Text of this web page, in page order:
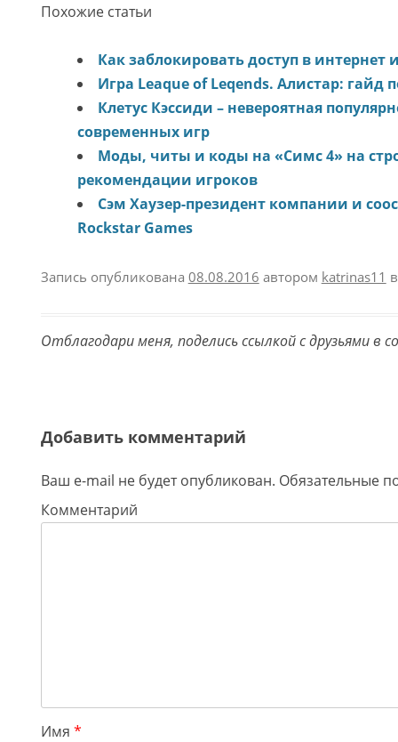
Похожие статьи
Как заблокировать доступ в интернет
Игра Leaque of Leqends. Алистар: гайд
Клетус Кэссиди – невероятная
современных игр
Моды, читы и коды на «Симс 4» на
рекомендации игроков
Сэм Хаузер-президент компании и
Rockstar Games
Запись опубликована 08.08.2016 автором katrinas11
Отблагодари меня, поделись ссылкой с друзьями в
Добавить комментарий
Ваш e-mail не будет опубликован. Обязательные
Комментарий
Имя *